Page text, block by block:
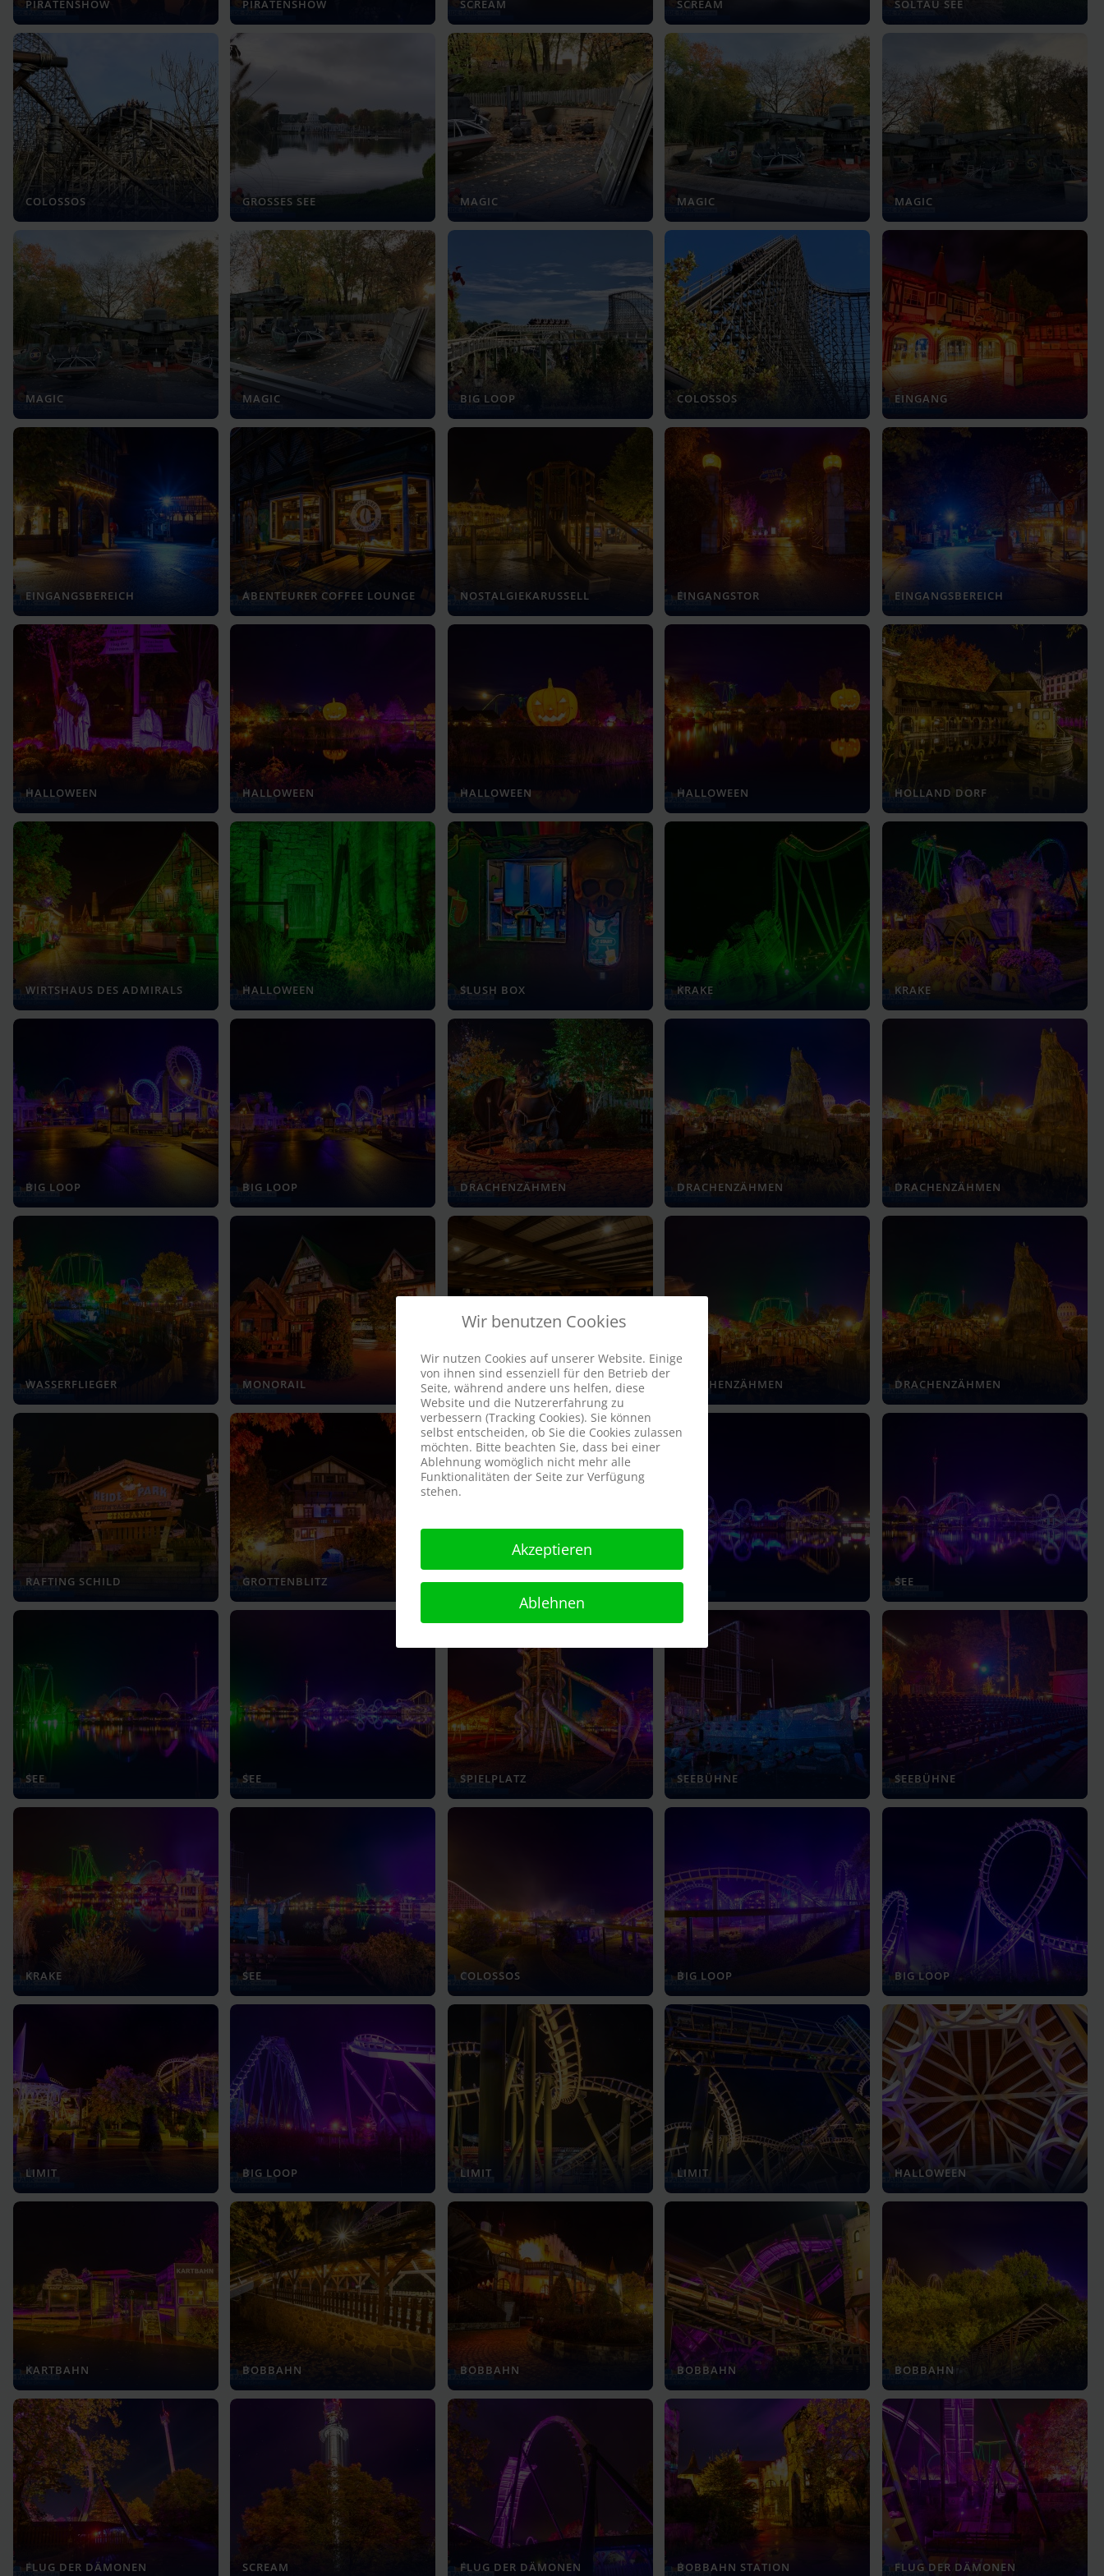
PIRATENSHOW PIRATENSHOW SCREAM SCREAM SOLTAU SEE
COLOSSOS GROSSES SEE MAGIC MAGIC MAGIC
MAGIC MAGIC BIG LOOP COLOSSOS EINGANG
EINGANGSBEREICH ABENTEURER COFFEE LOUNGE NOSTALGIEKARUSSELL EINGANGSTOR EINGANGSBEREICH
HALLOWEEN HALLOWEEN HALLOWEEN HALLOWEEN HOLLAND DORF
WIRTSHAUS DES ADMIRALS HALLOWEEN SLUSH BOX KRAKE KRAKE
BIG LOOP BIG LOOP DRACHENZÄHMEN DRACHENZÄHMEN DRACHENZÄHMEN
WASSERFLIEGER MONORAIL MONORAIL STATION DRACHENZÄHMEN DRACHENZÄHMEN
RAFTING SCHILD GROTTENBLITZ SEE SEE SEE
SEE SEE SPIELPLATZ SEEBÜHNE SEEBÜHNE
KRAKE SEE COLOSSOS BIG LOOP BIG LOOP
LIMIT BIG LOOP LIMIT LIMIT HALLOWEEN
KARTBAHN BOBBAHN BOBBAHN BOBBAHN BOBBAHN
FLUG DER DÄMONEN SCREAM FLUG DER DÄMONEN BOBBAHN STATION FLUG DER DÄMONEN
Wir benutzen Cookies
Wir nutzen Cookies auf unserer Website. Einige
von ihnen sind essenziell für den Betrieb der
Seite, während andere uns helfen, diese
Website und die Nutzererfahrung zu
verbessern (Tracking Cookies). Sie können
selbst entscheiden, ob Sie die Cookies zulassen
möchten. Bitte beachten Sie, dass bei einer
Ablehnung womöglich nicht mehr alle
Funktionalitäten der Seite zur Verfügung
stehen.
Akzeptieren
Ablehnen